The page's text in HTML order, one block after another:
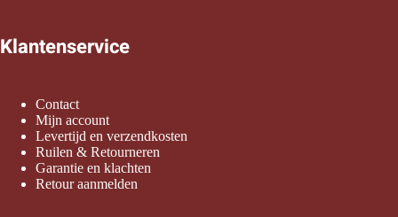
Klantenservice
Contact
Mijn account
Levertijd en verzendkosten
Ruilen & Retourneren
Garantie en klachten
Retour aanmelden